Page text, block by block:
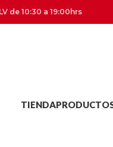
de 10:30 a 19:00hrs
TIENDA